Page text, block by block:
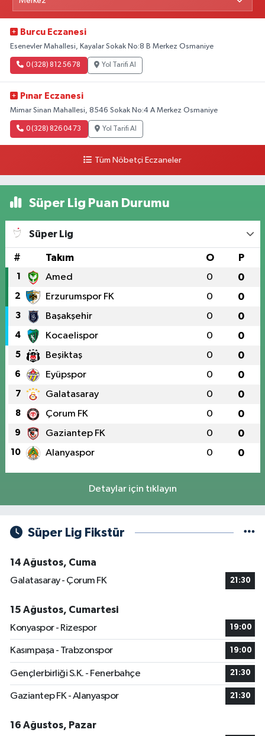
Burcu Eczanesi
Esenevler Mahallesi, Kayalar Sokak No:8 B Merkez Osmaniye
0 (328) 812 56 78 Yol Tarifi Al
Pınar Eczanesi
Mimar Sinan Mahallesi, 8546 Sokak No:4 A Merkez Osmaniye
0 (328) 826 04 73 Yol Tarifi Al
Tüm Nöbetçi Eczaneler
Süper Lig Puan Durumu
Süper Lig
# Takım O P
1 Amed 0 0
2 Erzurumspor FK 0 0
3 Başakşehir 0 0
4 Kocaelispor 0 0
5 Beşiktaş 0 0
6 Eyüpspor 0 0
7 Galatasaray 0 0
8 Çorum FK 0 0
9 Gaziantep FK 0 0
10 Alanyaspor 0 0
Detaylar için tıklayın
Süper Lig Fikstür
14 Ağustos, Cuma
Galatasaray - Çorum FK
21:30
15 Ağustos, Cumartesi
Konyaspor - Rizespor
19:00
Kasımpaşa - Trabzonspor 19:00
Gençlerbirliği S.K. - Fenerbahçe 21:30
Gaziantep FK - Alanyaspor 21:30
16 Ağustos, Pazar